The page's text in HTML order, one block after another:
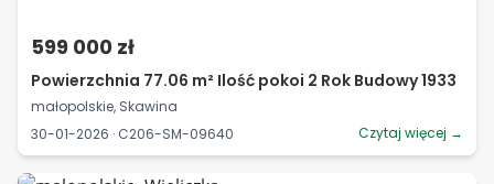
599 000 zł
Powierzchnia 77.06 m² Ilość pokoi 2 Rok Budowy 1933
małopolskie, Skawina
30-01-2026 · C206-SM-09640
Czytaj więcej →